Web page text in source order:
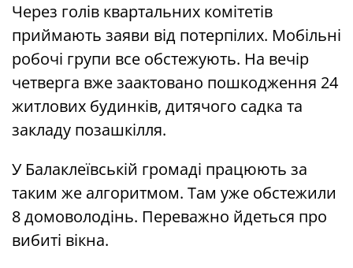
Через голів квартальних комітетів
приймають заяви від потерпілих. Мобільні
робочі групи все обстежують. На вечір
четверга вже заактовано пошкодження 24
житлових будинків, дитячого садка та
закладу позашкілля.
У Балаклеївській громаді працюють за
таким же алгоритмом. Там уже обстежили
8 домоволодінь. Переважно йдеться про
вибиті вікна.